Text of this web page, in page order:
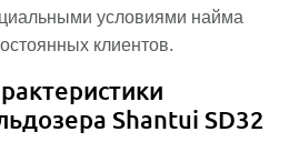
условиями найма
клиентов.
Shantui SD32